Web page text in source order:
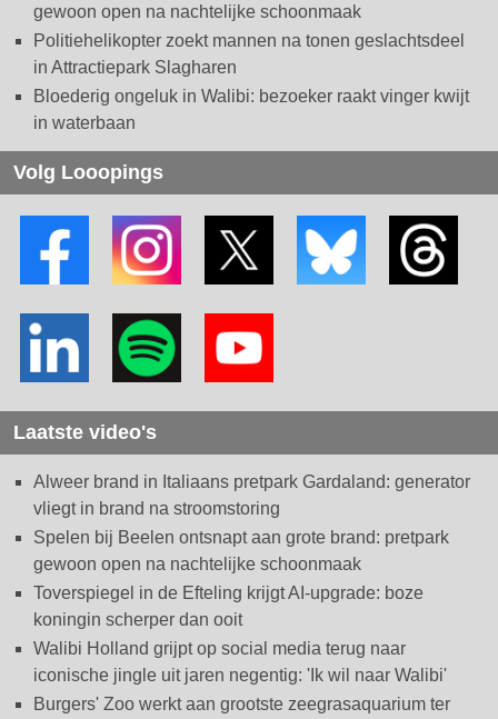
gewoon open na nachtelijke schoonmaak
Politiehelikopter zoekt mannen na tonen geslachtsdeel
in Attractiepark Slagharen
Bloederig ongeluk in Walibi: bezoeker raakt vinger kwijt
in waterbaan
Volg Looopings
Laatste video's
Alweer brand in Italiaans pretpark Gardaland: generator
vliegt in brand na stroomstoring
Spelen bij Beelen ontsnapt aan grote brand: pretpark
gewoon open na nachtelijke schoonmaak
Toverspiegel in de Efteling krijgt AI-upgrade: boze
koningin scherper dan ooit
Walibi Holland grijpt op social media terug naar
iconische jingle uit jaren negentig: 'Ik wil naar Walibi'
Burgers' Zoo werkt aan grootste zeegrasaquarium ter